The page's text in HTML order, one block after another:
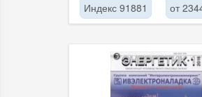
Индекс 91881 от